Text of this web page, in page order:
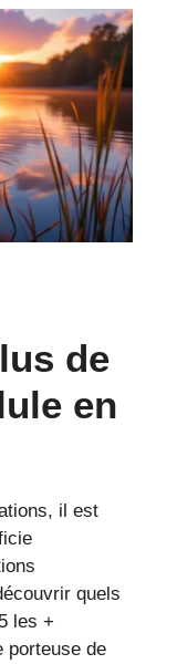
de
en
il est
quels
les +
porteuse de